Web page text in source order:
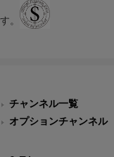
。
チャンネル一覧
オプションチャンネル